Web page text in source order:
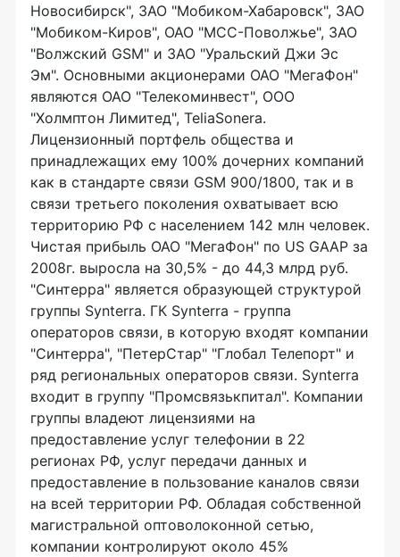
Новосибирск", ЗАО "Мобиком-Хабаровск", ЗАО
"Мобиком-Киров", ОАО "МСС-Поволжье", ЗАО
"Волжский GSM" и ЗАО "Уральский Джи Эс
Эм". Основными акционерами ОАО "МегаФон"
являются ОАО "Телекоминвест", ООО
"Холмптон Лимитед", TeliaSonera.
Лицензионный портфель общества и
принадлежащих ему 100% дочерних компаний
как в стандарте связи GSM 900/1800, так и в
связи третьего поколения охватывает всю
территорию РФ с населением 142 млн человек.
Чистая прибыль ОАО "МегаФон" по US GAAP за
2008г. выросла на 30,5% - до 44,3 млрд руб.
"Синтерра" является образующей структурой
группы Synterra. ГК Synterra - группа
операторов связи, в которую входят компании
"Синтерра", "ПетерСтар" "Глобал Телепорт" и
ряд региональных операторов связи. Synterra
входит в группу "Промсвязькпитал". Компании
группы владеют лицензиями на
предоставление услуг телефонии в 22
регионах РФ, услуг передачи данных и
предоставление в пользование каналов связи
на всей территории РФ. Обладая собственной
магистральной оптоволоконной сетью,
компании контролируют около 45%